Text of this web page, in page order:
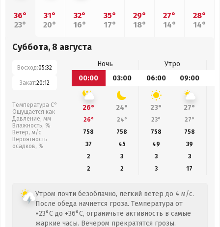
36°
23°
31°
20°
32°
16°
35°
17°
29°
18°
27°
14°
28°
14°
Суббота, 8 августа
Восход:05:32
Закат:20:12
Температура С°
Ощущается как
Давление, мм
Влажность, %
Ветер, м/с
Вероятность
осадков, %
Ночь
Утро
00:00
03:00 06:00 09:00
26° 24° 23° 27°
26° 24° 23° 27°
758
758 758 758
37
45 49 39
2
3 3
3
2
2 3 17
Утром почти безоблачно, легкий ветер до 4 м/с.
После обеда начнется гроза. Температура от
+23°C до +36°C, ограничьте активность в самые
жаркие часы. Вечером прекратятся грозы.